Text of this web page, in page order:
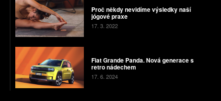
Proč někdy nevidíme výsledky naší
jógové praxe
17. 3. 2022
Fiat Grande Panda. Nová generace s
retro nádechem
17. 6. 2024